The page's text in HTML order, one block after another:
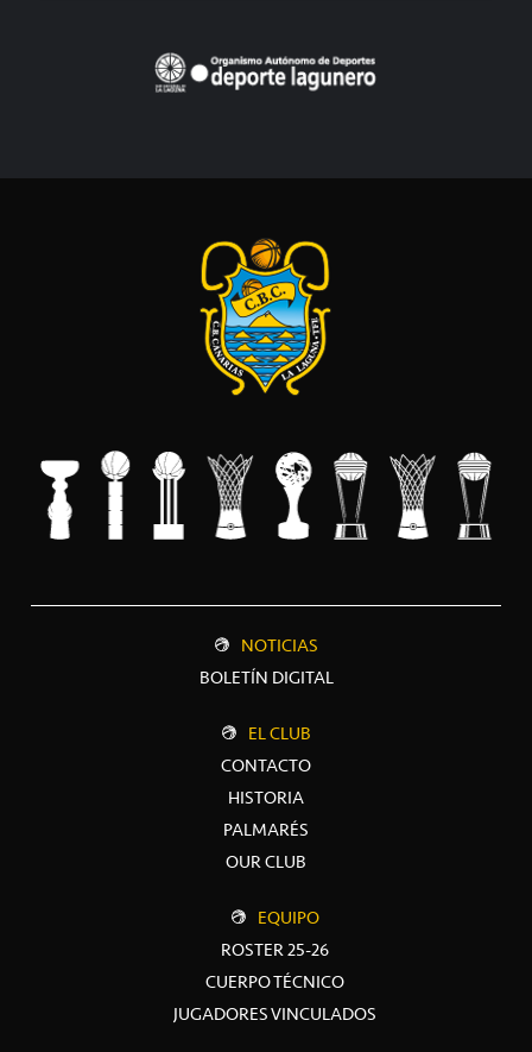
NOTICIAS
BOLETÍN DIGITAL
EL CLUB
CONTACTO
HISTORIA
PALMARÉS
OUR CLUB
EQUIPO
ROSTER 25-26
CUERPO TÉCNICO
JUGADORES VINCULADOS